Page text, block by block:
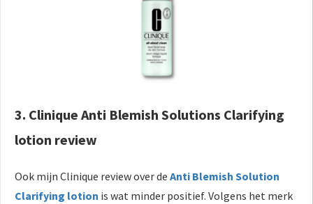
3. Clinique Anti Blemish Solutions Clarifying
lotion review
Ook mijn Clinique review over de Anti Blemish Solution
Clarifying lotion is wat minder positief. Volgens het merk